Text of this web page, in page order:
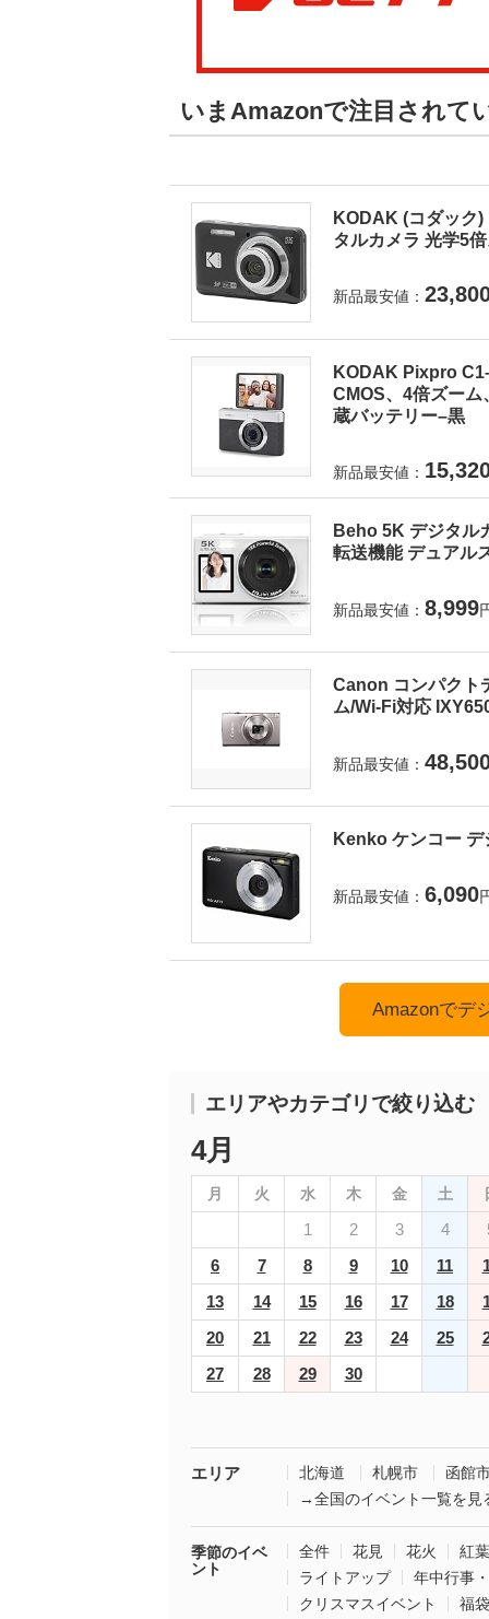
いまAmazonで注目されて
KODAK (コダック
タルカメラ 光学5
新品最安値：
KODAK Pixpro
CMOS、4倍ズー
蔵バッテリー–黒
新品最安値：
Beho 5K デジタル
転送機能 デュアル
新品最安値： 8,999
Canon コンパクト
ム/Wi-Fi対応
新品最安値：
Kenko ケンコー
新品最安値： 6,090
Amazonでデ
エリアやカテゴリで絞り込む
4月
月 火 水 木 金 土
1 2 3 4
6
7 8 9 10 11
13
14 15 16 17 18
20
21 22 23 24 25
27
28 29 30
エリア 北海道 札幌市
函館
→全国のイベント一覧を見
季節のイベ
ント
全件 花見 花火
紅葉
ライトアップ
年中行事
クリスマスイベント
福